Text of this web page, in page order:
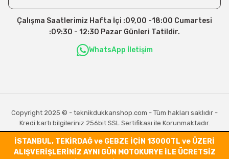
Çalışma Saatlerimiz Hafta İçi :09,00 -18:00 Cumartesi
:09:30 - 12:30 Pazar Günleri Tatildir.
WhatsApp İletişim
Copyright 2025 © - teknikdukkanshop.com - Tüm hakları saklıdır -
Kredi kartı bilgileriniz 256bit SSL Sertifikası ile Korunmaktadır.
İSTANBUL, TEKİRDAĞ ve GEBZE İÇİN 13000TL ve ÜZERİ
ALIŞVERİŞLERİNİZ AYNI GÜN MOTOKURYE İLE ÜCRETSİZ